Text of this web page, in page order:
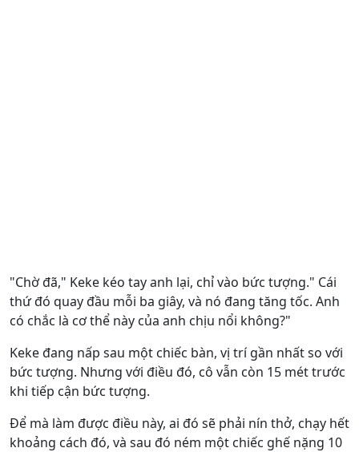
"Chờ đã," Keke kéo tay anh lại, chỉ vào bức tượng." Cái
thứ đó quay đầu mỗi ba giây, và nó đang tăng tốc. Anh
có chắc là cơ thể này của anh chịu nổi không?"
Keke đang nấp sau một chiếc bàn, vị trí gần nhất so với
bức tượng. Nhưng với điều đó, cô vẫn còn 15 mét trước
khi tiếp cận bức tượng.
Để mà làm được điều này, ai đó sẽ phải nín thở, chạy hết
khoảng cách đó, và sau đó ném một chiếc ghế nặng 10